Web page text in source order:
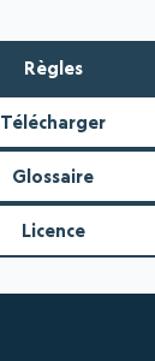
Règles
Télécharger
Glossaire
Licence